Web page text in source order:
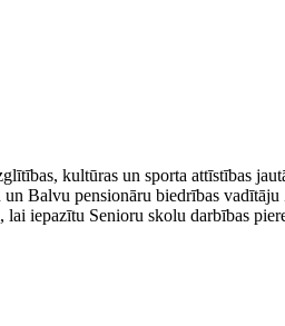
kultūras un sporta attīstības
Balvu pensionāru biedrības
iepazītu Senioru skolu darbības